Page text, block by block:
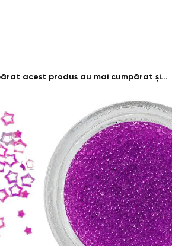
acest produs au mai cumpărat și...